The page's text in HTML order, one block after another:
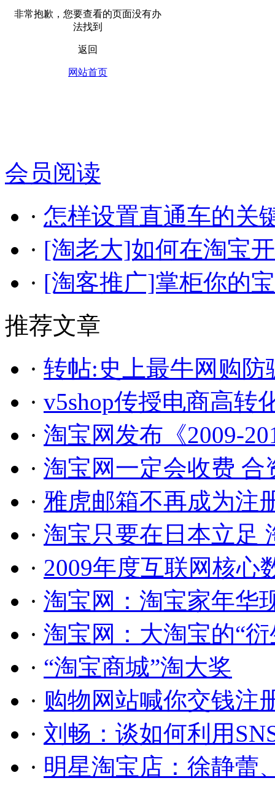
会员阅读
· 怎样设置直通车的关
· [淘老大]如何在淘宝
· [淘客推广]掌柜你的
推荐文章
· 转帖:史上最牛网购防
· v5shop传授电商高转
· 淘宝网发布《2009-
· 淘宝网一定会收费 合
· 雅虎邮箱不再成为注
· 淘宝只要在日本立足
· 2009年度互联网核心
· 淘宝网：淘宝家年华
· 淘宝网：大淘宝的“衍
· “淘宝商城”淘大奖
· 购物网站喊你交钱注
· 刘畅：谈如何利用
· 明星淘宝店：徐静蕾